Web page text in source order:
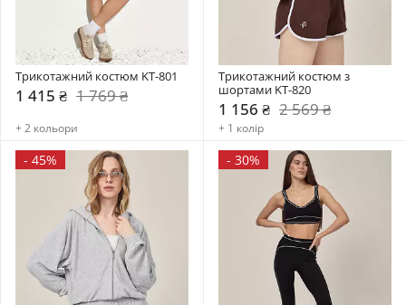
Трикотажний костюм KT-801
1 415 ₴ 1 769 ₴
+ 2 кольори
Трикотажний костюм з
шортами KT-820
1 156 ₴ 2 569 ₴
+ 1 колір
- 45% - 30%